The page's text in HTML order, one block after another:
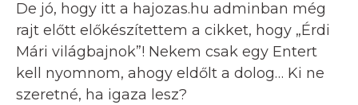
De jó, hogy itt a hajozas.hu adminban még
rajt előtt előkészítettem a cikket, hogy „Érdi
Mári világbajnok”! Nekem csak egy Entert
kell nyomnom, ahogy eldőlt a dolog… Ki ne
szeretné, ha igaza lesz?